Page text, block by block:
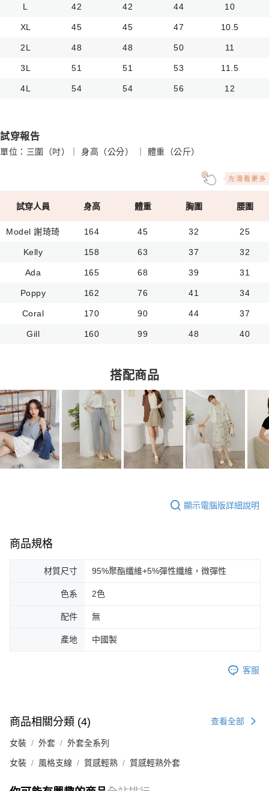
L 42 42 44 10
XL 45 45 47 10.5
2L 48 48 50 11
3L 51 51 53 11.5
4L 54 54 56 12
試穿報告
單位：三圍（吋）｜ 身高（公分） ｜ 體重（公斤）
試穿人員 身高 體重 胸圍 腰圍
Model 謝琦琦 164 45 32 25
Kelly 158 63 37 32
Ada 165 68 39 31
Poppy 162 76 41 34
Coral 170 90 44 37
Gill 160 99 48 40
搭配商品
顯示電腦版詳細說明
商品規格
材質尺寸 95%聚酯纖維+5%彈性纖維，微彈性
色系 2色
配件 無
產地 中國製
客服
商品相關分類 (4) 查看全部
女裝 外套 外套全系列
女裝 風格支線 質感輕熟 質感輕熟外套